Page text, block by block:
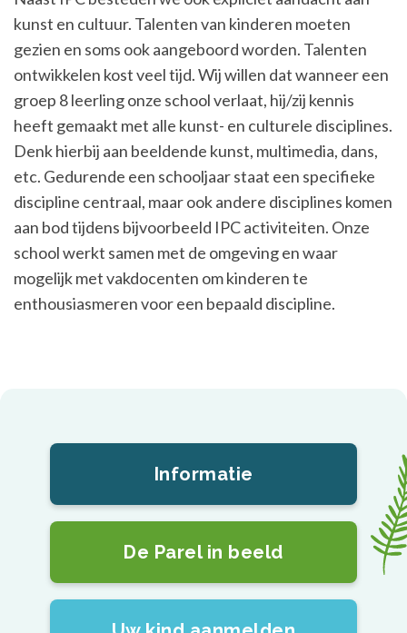
kunst en cultuur. Talenten van kinderen moeten
gezien en soms ook aangeboord worden. Talenten
ontwikkelen kost veel tijd. Wij willen dat wanneer een
groep 8 leerling onze school verlaat, hij/zij kennis
heeft gemaakt met alle kunst- en culturele disciplines.
Denk hierbij aan beeldende kunst, multimedia, dans,
etc. Gedurende een schooljaar staat een specifieke
discipline centraal, maar ook andere disciplines komen
aan bod tijdens bijvoorbeeld IPC activiteiten. Onze
school werkt samen met de omgeving en waar
mogelijk met vakdocenten om kinderen te
enthousiasmeren voor een bepaald discipline.
Informatie
De Parel in beeld